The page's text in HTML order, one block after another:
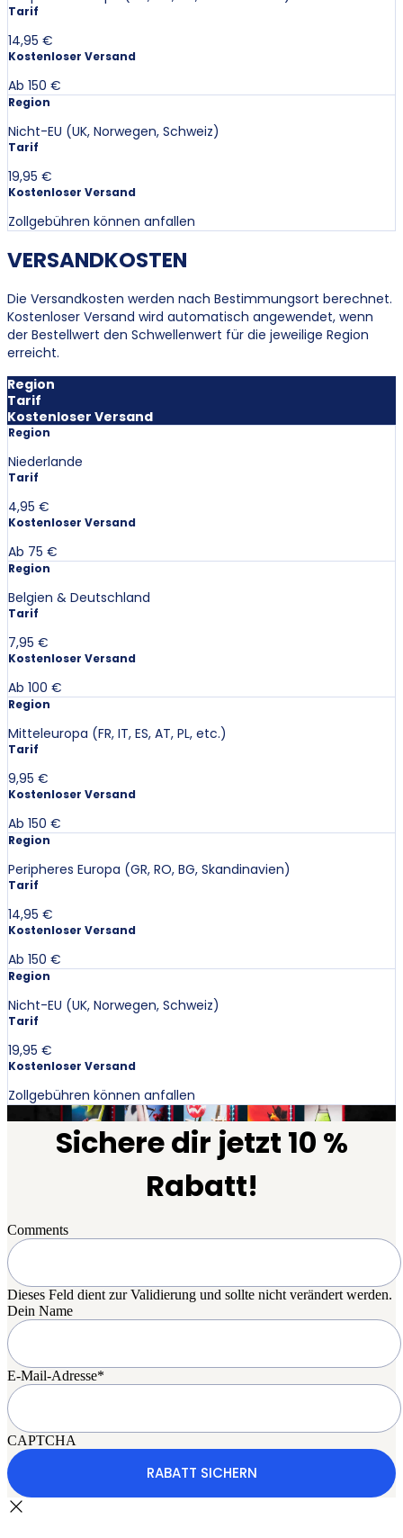
Tarif
14,95 €
Kostenloser Versand
Ab 150 €
Region
Nicht-EU (UK, Norwegen, Schweiz)
Tarif
19,95 €
Kostenloser Versand
Zollgebühren können anfallen
VERSANDKOSTEN
Die Versandkosten werden nach Bestimmungsort berechnet.
Kostenloser Versand wird automatisch angewendet, wenn
der Bestellwert den Schwellenwert für die jeweilige Region
erreicht.
Region
Tarif
Kostenloser Versand
Region
Niederlande
Tarif
4,95 €
Kostenloser Versand
Ab 75 €
Region
Belgien & Deutschland
Tarif
7,95 €
Kostenloser Versand
Ab 100 €
Region
Mitteleuropa (FR, IT, ES, AT, PL, etc.)
Tarif
9,95 €
Kostenloser Versand
Ab 150 €
Region
Peripheres Europa (GR, RO, BG, Skandinavien)
Tarif
14,95 €
Kostenloser Versand
Ab 150 €
Region
Nicht-EU (UK, Norwegen, Schweiz)
Tarif
19,95 €
Kostenloser Versand
Zollgebühren können anfallen
Sichere dir jetzt 10 %
Rabatt!
Comments
Dieses Feld dient zur Validierung und sollte nicht verändert werden.
Dein Name
E-Mail-Adresse*
CAPTCHA